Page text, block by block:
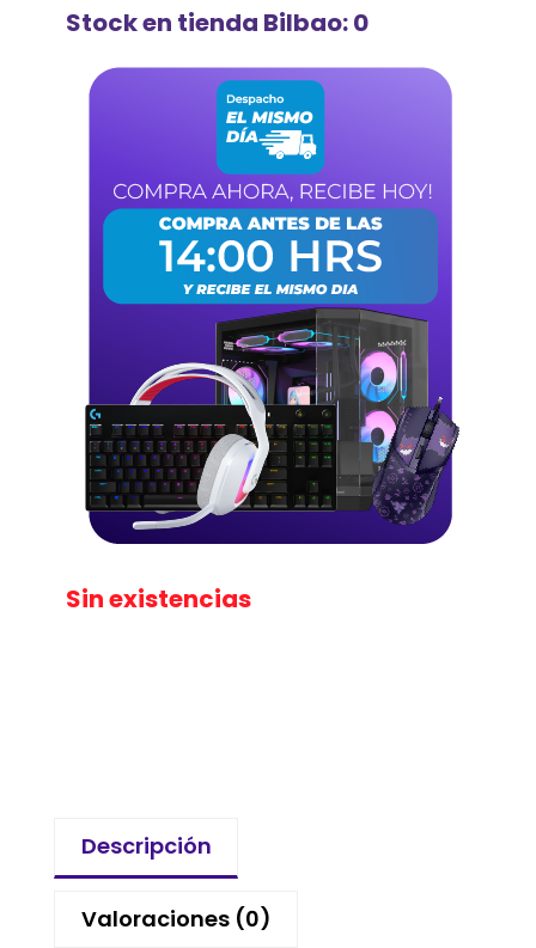
Stock en tienda Bilbao: 0
Sin existencias
Descripción
Valoraciones (0)